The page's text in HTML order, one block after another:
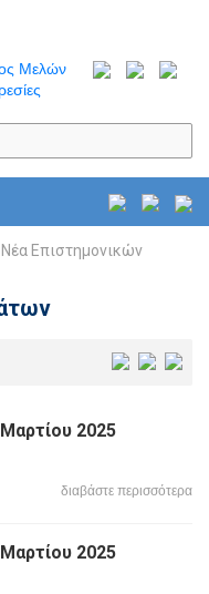
Μελών
Νέα Επιστημονικών
2025
διαβάστε περισσότερα
2025